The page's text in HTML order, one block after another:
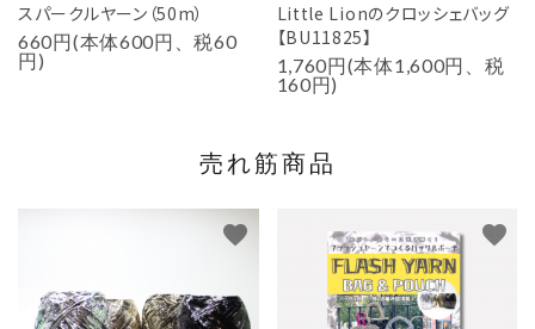
スパークルヤーン（50m）
660円(本体600円、税60
円)
Little Lionのクロッシェバッグ
【BU11825】
1,760円(本体1,600円、税
160円)
売れ筋商品
favorite favorite